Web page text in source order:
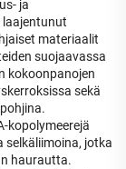
ja
materiaalit
suojaavassa
kokoonpanojen
sekä
kopolymeerejä
jotka
haurautta.